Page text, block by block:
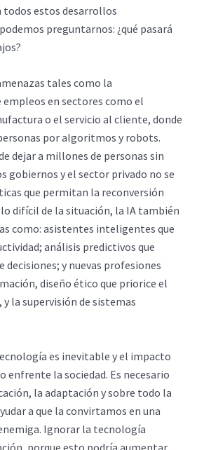
todos estos desarrollos
preguntarnos: ¿qué pasará
tales como la
en sectores como el
o el servicio al cliente, donde
por algoritmos y robots.
dejar a millones de personas sin
gobiernos y el sector privado no se
que permitan la reconversión
difícil de la situación, la IA también
como: asistentes inteligentes que
análisis predictivos que
decisiones; y nuevas profesiones
diseño ético que priorice el
la supervisión de sistemas
es inevitable y el impacto
enfrente la sociedad. Es necesario
la adaptación y sobre todo la
a que la convirtamos en una
Ignorar la tecnología
porque esto podría aumentar